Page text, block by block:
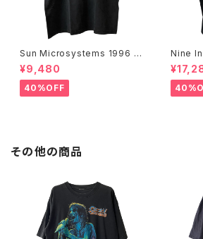
Sun Microsystems 1996 JA
VA DAY CMU '96 Promo Te
e
¥9,480
40%OFF
Nine
with
その他の商品